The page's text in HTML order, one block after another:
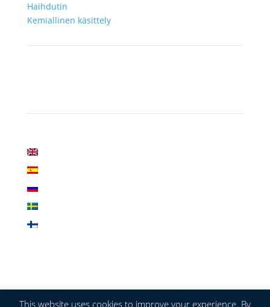
Haihdutin
Kemiallinen käsittely
This website uses cookies to improve your experience. By